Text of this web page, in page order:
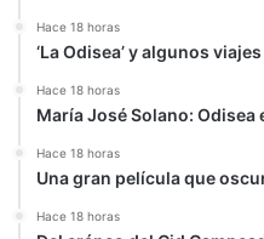
Hace 18 horas
‘La Odisea’ y algunos
Hace 18 horas
María José Solano: Odisea
Hace 18 horas
Una gran película que
Hace 18 horas